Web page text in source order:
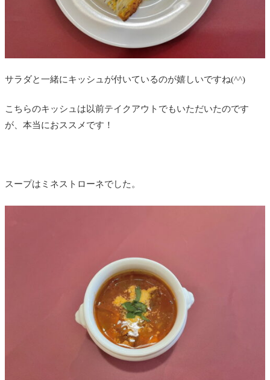
サラダと一緒にキッシュが付いているのが嬉しいですね(^^)
こちらのキッシュは以前テイクアウトでもいただいたのです
が、本当におススメです！
スープはミネストローネでした。